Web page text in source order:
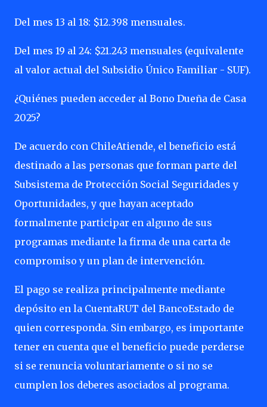
Del mes 13 al 18: $12.398 mensuales.
Del mes 19 al 24: $21.243 mensuales (equivalente
al valor actual del Subsidio Único Familiar - SUF).
¿Quiénes pueden acceder al Bono Dueña de Casa
2025?
De acuerdo con ChileAtiende, el beneficio está
destinado a las personas que forman parte del
Subsistema de Protección Social Seguridades y
Oportunidades, y que hayan aceptado
formalmente participar en alguno de sus
programas mediante la firma de una carta de
compromiso y un plan de intervención.
El pago se realiza principalmente mediante
depósito en la CuentaRUT del BancoEstado de
quien corresponda. Sin embargo, es importante
tener en cuenta que el beneficio puede perderse
si se renuncia voluntariamente o si no se
cumplen los deberes asociados al programa.